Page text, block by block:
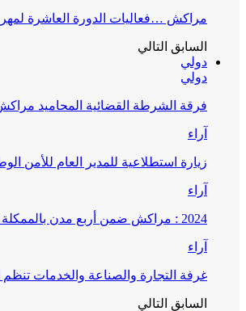
مراكش …فعاليات الدورة العاشرة
السابق التالي
دولي
دولي
فرقة الشرطة القضائية المحاميد
آراء
زيارة استطلاعية للمدير العام للأمن
آراء
2024 : مراكش ضمن أربع مدن بالممكلة سجلت مامجموعه 656 قضية تتعلق بغسيل الأموال
آراء
غرفة التجارة والصناعة والخدمات
السابق التالي